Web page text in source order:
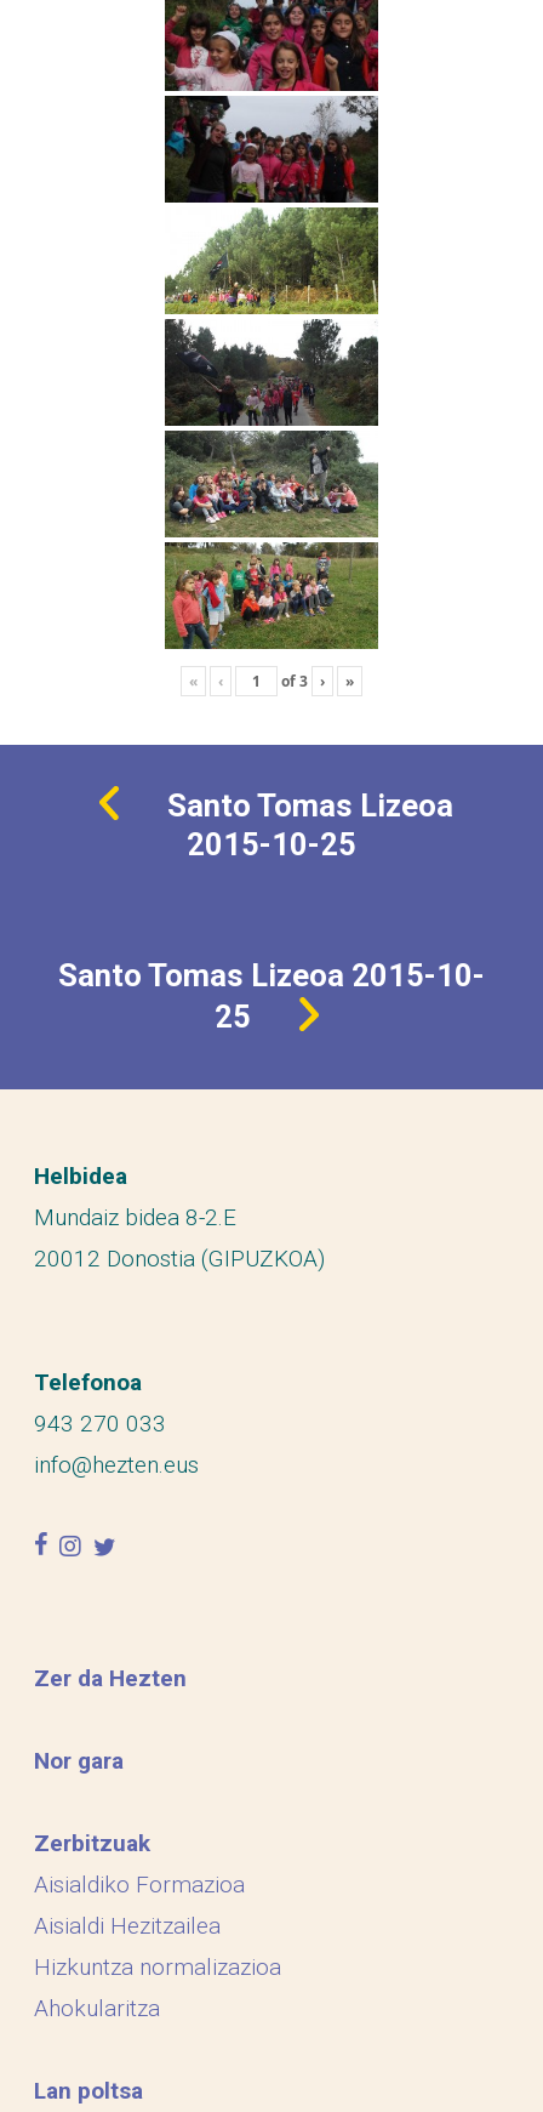
« ‹ of3 › »
Santo Tomas Lizeoa
2015-10-25
Santo Tomas Lizeoa 2015-10-
25
Helbidea
Mundaiz bidea 8-2.E
20012 Donostia (GIPUZKOA)
Telefonoa
943 270 033
info@hezten.eus
facebook
instagram
twitter
Zer da Hezten
Nor gara
Zerbitzuak
Aisialdiko Formazioa
Aisialdi Hezitzailea
Hizkuntza normalizazioa
Ahokularitza
Lan poltsa